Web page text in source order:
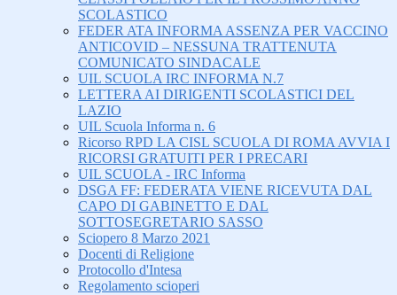
SCOLASTICO
FEDER ATA INFORMA ASSENZA PER VACCINO
ANTICOVID – NESSUNA TRATTENUTA
COMUNICATO SINDACALE
UIL SCUOLA IRC INFORMA N.7
LETTERA AI DIRIGENTI SCOLASTICI DEL
LAZIO
UIL Scuola Informa n. 6
Ricorso RPD LA CISL SCUOLA DI ROMA AVVIA I
RICORSI GRATUITI PER I PRECARI
UIL SCUOLA - IRC Informa
DSGA FF: FEDERATA VIENE RICEVUTA DAL
CAPO DI GABINETTO E DAL
SOTTOSEGRETARIO SASSO
Sciopero 8 Marzo 2021
Docenti di Religione
Protocollo d'Intesa
Regolamento scioperi